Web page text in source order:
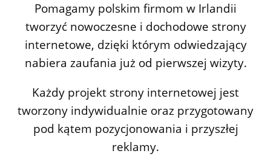
Pomagamy polskim firmom w Irlandii
tworzyć nowoczesne i dochodowe strony
internetowe, dzięki którym odwiedzający
nabiera zaufania już od pierwszej wizyty.
Każdy projekt strony internetowej jest
tworzony indywidualnie oraz przygotowany
pod kątem pozycjonowania i przyszłej
reklamy.